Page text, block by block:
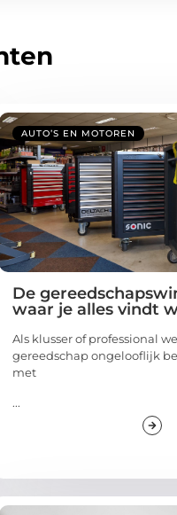
AUTO’S EN MOTOREN
De
waar je alles vindt
Als klusser of professional
gereedschap ongelooflijk
met